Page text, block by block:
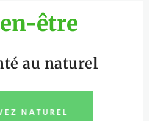
être
au naturel
NATUREL